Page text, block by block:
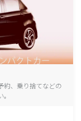
約、乗り捨てなどの